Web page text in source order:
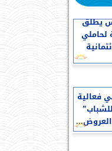
يطلق
لحاملي
فعالية